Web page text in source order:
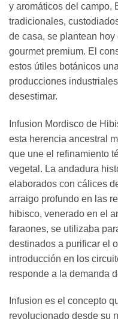
y aromáticos del campo.
tradicionales,
de casa, se plantean
gourmet premium. El
estos útiles botánicos
producciones
desestimar.
Infusion Mordisco de
esta herencia ancestral
que une el refinamiento
vegetal. La andadura
elaborados con cálices
arraigo profundo en las
hibisco, venerado en el
faraones, se utilizaba
destinados a purificar el
introducción en los
responde a la demanda
Infusion es el concepto
revolucionado desde su